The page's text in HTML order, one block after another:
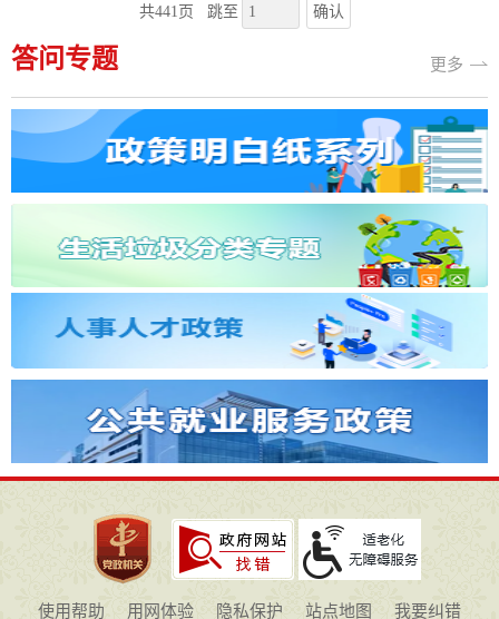
共441页 跳至 确认
答问专题 更多
使用帮助 用网体验 隐私保护 站点地图 我要纠错